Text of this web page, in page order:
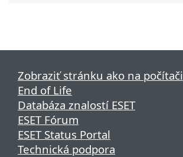
Zobraziť stránku ako na počítači
End of Life
Databáza znalostí ESET
ESET Fórum
ESET Status Portal
Technická podpora